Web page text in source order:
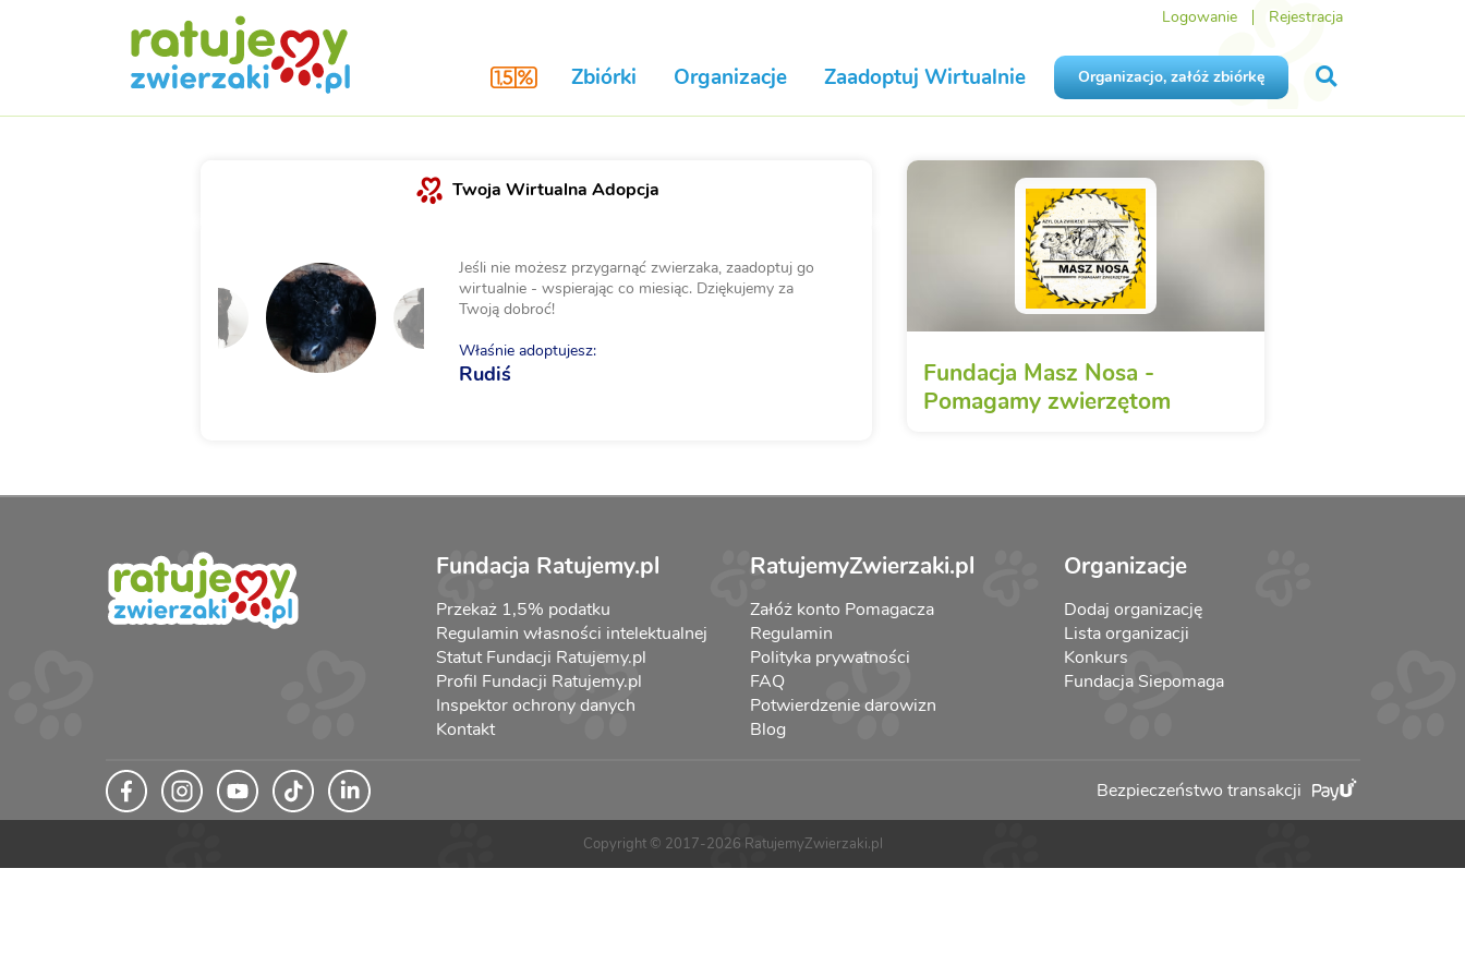
Logowanie Rejestracja
Zbiórki Organizacje Zaadoptuj Wirtualnie Organizacjo, załóż zbiórkę
Twoja Wirtualna Adopcja
Jeśli nie możesz przygarnąć zwierzaka, zaadoptuj go
wirtualnie - wspierając co miesiąc. Dziękujemy za
Twoją dobroć!
Właśnie adoptujesz:
Rudiś
Fundacja Masz Nosa -
Pomagamy zwierzętom
Fundacja Ratujemy.pl
Przekaż 1,5% podatku
Regulamin własności intelektualnej
Statut Fundacji Ratujemy.pl
Profil Fundacji Ratujemy.pl
Inspektor ochrony danych
Kontakt
RatujemyZwierzaki.pl
Załóż konto Pomagacza
Regulamin
Polityka prywatności
FAQ
Potwierdzenie darowizn
Blog
Organizacje
Dodaj organizację
Lista organizacji
Konkurs
Fundacja Siepomaga
Bezpieczeństwo transakcji
Copyright © 2017-2026 RatujemyZwierzaki.pl